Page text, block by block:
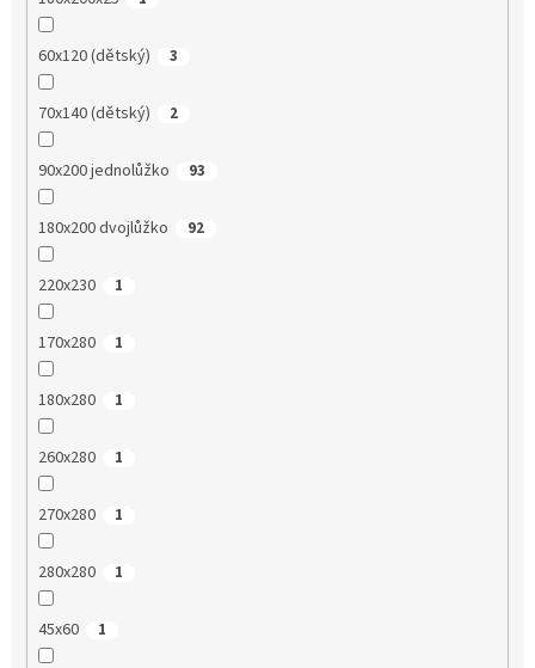
60x120 (dětský) 3
70x140 (dětský) 2
90x200 jednolůžko 93
180x200 dvojlůžko 92
220x230 1
170x280 1
180x280 1
260x280 1
270x280 1
280x280 1
45x60 1